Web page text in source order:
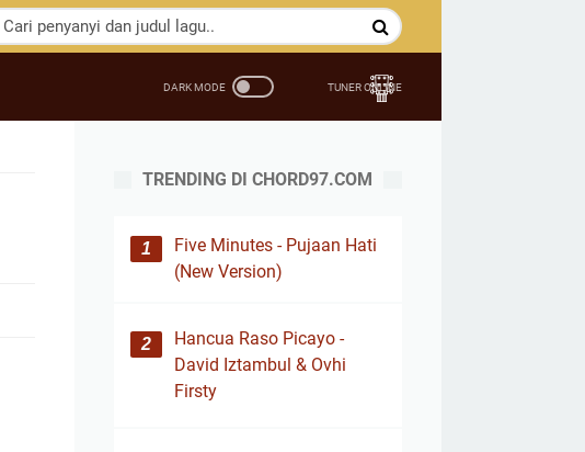
TRENDING DI CHORD97.COM
Five Minutes - Pujaan Hati
(New Version)
Hancua Raso Picayo -
David Iztambul & Ovhi
Firsty